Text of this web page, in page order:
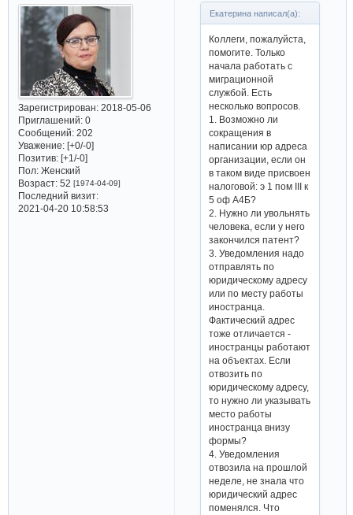
Зарегистрирован: 2018-05-06
Приглашений:0
Сообщений:202
Уважение: [+0/-0]
Позитив: [+1/-0]
Пол:Женский
Возраст:52 [1974-04-09]
Последний визит:
2021-04-20 10:58:53
Екатерина написал(а):
Коллеги, пожалуйста,
помогите. Только
начала работать с
миграционной
службой. Есть
несколько вопросов.
1. Возможно ли
сокращения в
написании юр адреса
организации, если он
в таком виде присвоен
налоговой: э 1 пом III к
5 оф А4Б?
2. Нужно ли увольнять
человека, если у него
закончился патент?
3. Уведомления надо
отправлять по
юридическому адресу
или по месту работы
иностранца.
Фактический адрес
тоже отличается -
иностранцы работают
на объектах. Если
отвозить по
юридическому адресу,
то нужно ли указывать
место работы
иностранца внизу
формы?
4. Уведомления
отвозила на прошлой
неделе, не знала что
юридический адрес
поменялся. Что